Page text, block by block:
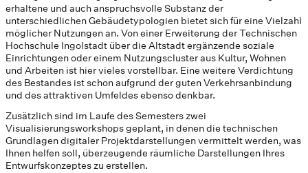
erhaltene und auch anspruchsvolle Substanz der
unterschiedlichen Gebäudetypologien bietet sich für eine Vielzahl
möglicher Nutzungen an. Von einer Erweiterung der Technischen
Hochschule Ingolstadt über die Altstadt ergänzende soziale
Einrichtungen oder einem Nutzungscluster aus Kultur, Wohnen
und Arbeiten ist hier vieles vorstellbar. Eine weitere Verdichtung
des Bestandes ist schon aufgrund der guten Verkehrsanbindung
und des attraktiven Umfeldes ebenso denkbar.
Zusätzlich sind im Laufe des Semesters zwei
Visualisierungsworkshops geplant, in denen die technischen
Grundlagen digitaler Projektdarstellungen vermittelt werden, was
Ihnen helfen soll, überzeugende räumliche Darstellungen Ihres
Entwurfskonzeptes zu erstellen.